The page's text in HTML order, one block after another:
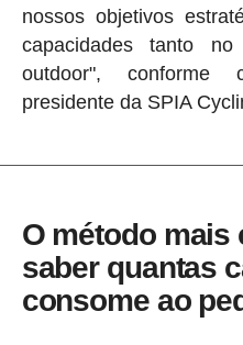
nossos objetivos
capacidades tanto
outdoor", conforme
presidente da SPIA
O método mais
saber quantas
consome ao